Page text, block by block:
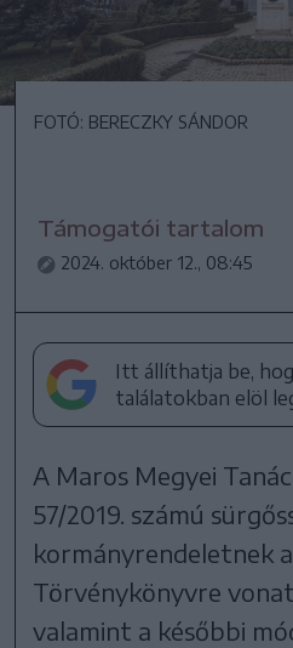
FOTÓ: BERECZKY SÁNDOR
Támogatói tartalom
2024. október 12., 08:45
Itt állíthatja be,
találatokban elöl
A Maros Megyei
57/2019. számú
kormányrendeletnek
Törvénykönyvre
valamint a későbbi